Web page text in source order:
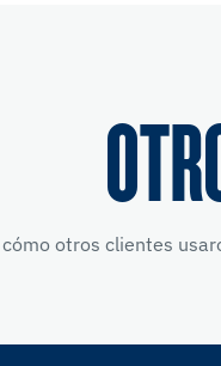
cómo otros clientes